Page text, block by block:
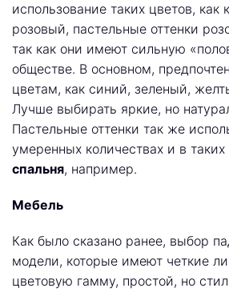
использование таких цветов, как
розовый, пастельные оттенки
так как они имеют сильную
обществе. В основном,
цветам, как синий, зеленый,
Лучше выбирать яркие, но
Пастельные оттенки так же
умеренных количествах и в таких
спальня, например.
Мебель
Как было сказано ранее, выбор
модели, которые имеют четкие
цветовую гамму, простой, но